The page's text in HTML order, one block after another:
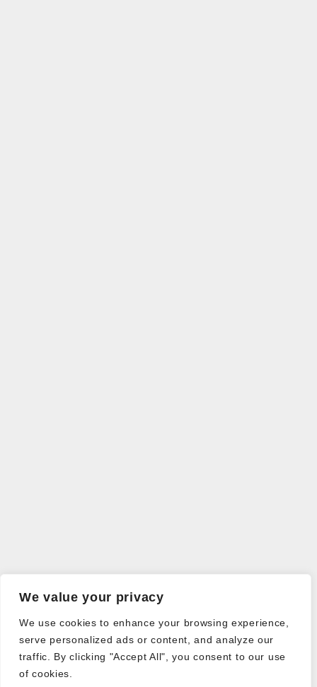
We value your privacy
We use cookies to enhance your browsing experience,
serve personalized ads or content, and analyze our
traffic. By clicking "Accept All", you consent to our use
of cookies.